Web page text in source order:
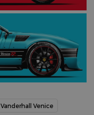
Vanderhall Venice